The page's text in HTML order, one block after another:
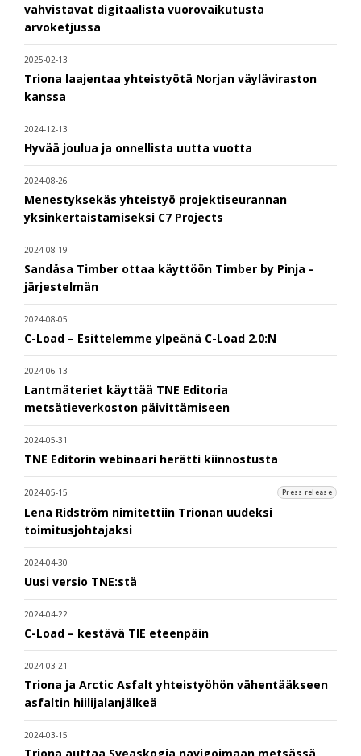
vahvistavat digitaalista vuorovaikutusta
arvoketjussa
2025-02-13
Triona laajentaa yhteistyötä Norjan väyläviraston
kanssa
2024-12-13
Hyvää joulua ja onnellista uutta vuotta
2024-08-26
Menestyksekäs yhteistyö projektiseurannan
yksinkertaistamiseksi C7 Projects
2024-08-19
Sandåsa Timber ottaa käyttöön Timber by Pinja -
järjestelmän
2024-08-05
C-Load – Esittelemme ylpeänä C-Load 2.0:N
2024-06-13
Lantmäteriet käyttää TNE Editoria
metsätieverkoston päivittämiseen
2024-05-31
TNE Editorin webinaari herätti kiinnostusta
2024-05-15 Press release
Lena Ridström nimitettiin Trionan uudeksi
toimitusjohtajaksi
2024-04-30
Uusi versio TNE:stä
2024-04-22
C-Load – kestävä TIE eteenpäin
2024-03-21
Triona ja Arctic Asfalt yhteistyöhön vähentääkseen
asfaltin hiilijalanjälkeä
2024-03-15